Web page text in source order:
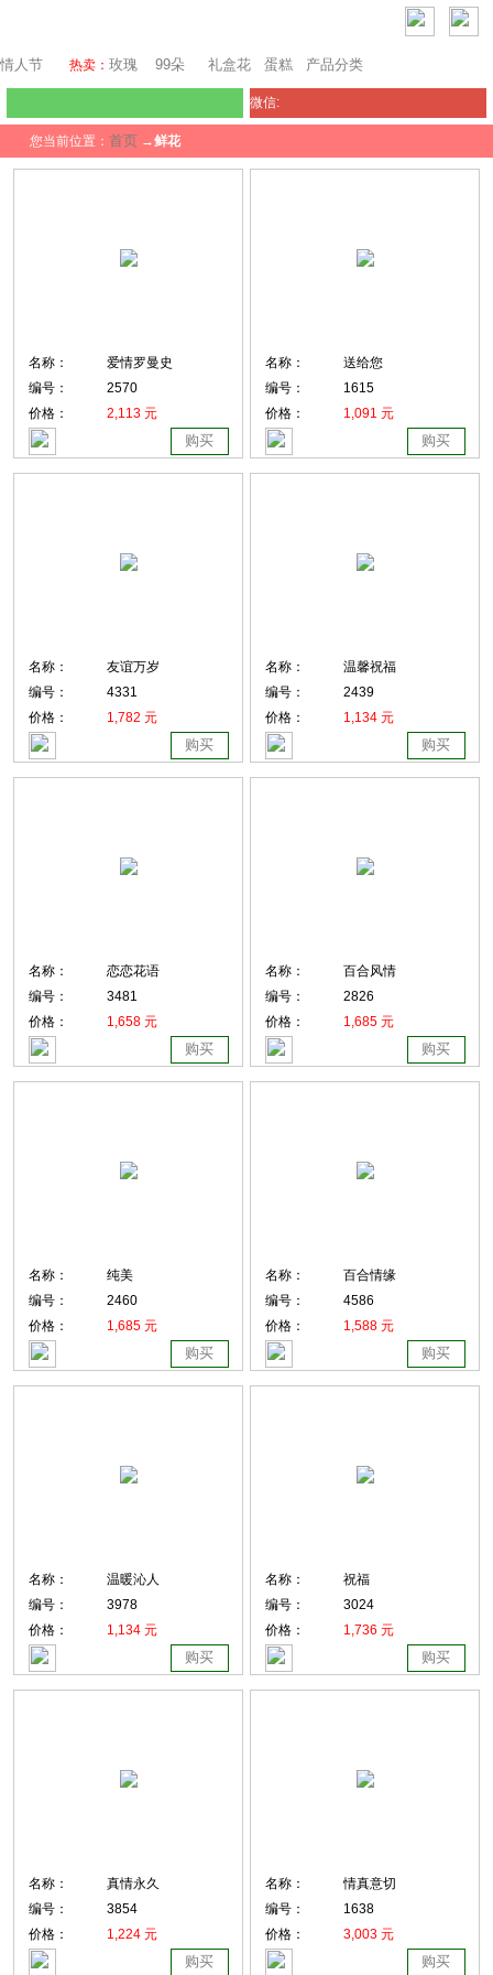
情人节 热卖： 玫瑰 99朵 礼盒花 蛋糕 产品分类
微信:
您当前位置： 首页 →鲜花
名称：
爱情罗曼史
编号：
2570
价格：
2,113 元
购买
名称：
送给您
编号：
1615
价格：
1,091 元
购买
名称：
友谊万岁
编号：
4331
价格：
1,782 元
购买
名称：
温馨祝福
编号：
2439
价格：
1,134 元
购买
名称：
恋恋花语
编号：
3481
价格：
1,658 元
购买
名称：
百合风情
编号：
2826
价格：
1,685 元
购买
名称：
纯美
编号：
2460
价格：
1,685 元
购买
名称：
百合情缘
编号：
4586
价格：
1,588 元
购买
名称：
温暖沁人
编号：
3978
价格：
1,134 元
购买
名称：
祝福
编号：
3024
价格：
1,736 元
购买
名称：
真情永久
编号：
3854
价格：
1,224 元
购买
名称：
情真意切
编号：
1638
价格：
3,003 元
购买